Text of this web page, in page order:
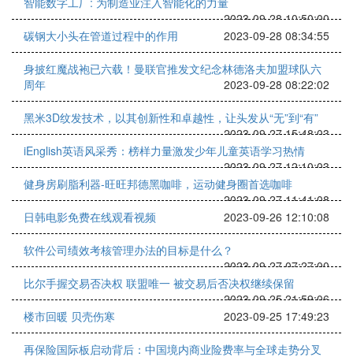
2023-09-28 10:50:00
碳钢大小头在管道过程中的作用
2023-09-28 08:34:55
身披红魔战袍已六载！曼联官推发文纪念林德洛夫加盟球队六
周年
2023-09-28 08:22:02
黑米3D纹发技术，以其创新性和卓越性，让头发从“无”到“有”
2023-09-27 15:48:03
iEnglish英语风采秀：榜样力量激发少年儿童英语学习热情
2023-09-27 12:10:03
健身房刷脂利器-旺旺邦德黑咖啡，运动健身圈首选咖啡
2023-09-27 11:41:08
日韩电影免费在线观看视频
2023-09-26 12:10:08
软件公司绩效考核管理办法的目标是什么？
2023-09-27 07:27:00
比尔手握交易否决权 联盟唯一 被交易后否决权继续保留
2023-09-25 21:59:06
楼市回暖 贝壳伤寒
2023-09-25 17:49:23
再保险国际板启动背后：中国境内商业险费率与全球走势分叉